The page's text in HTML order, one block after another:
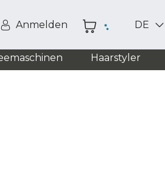
Anmelden DE
Haarstyler